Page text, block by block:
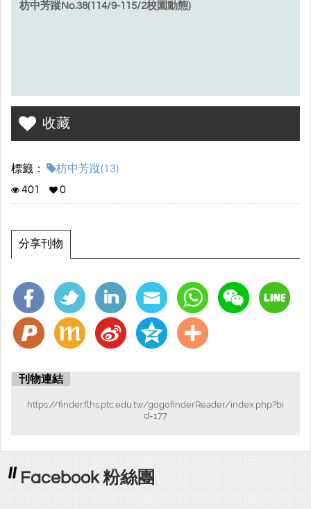
枋中芳蹤No.38(114/9-115/2校園動態)
收藏
標籤：
枋中芳蹤(13)
401
0
分享刊物
刊物連結
https://finder.flhs.ptc.edu.tw/gogofinderReader/index.php?bi
d=177
Facebook 粉絲團